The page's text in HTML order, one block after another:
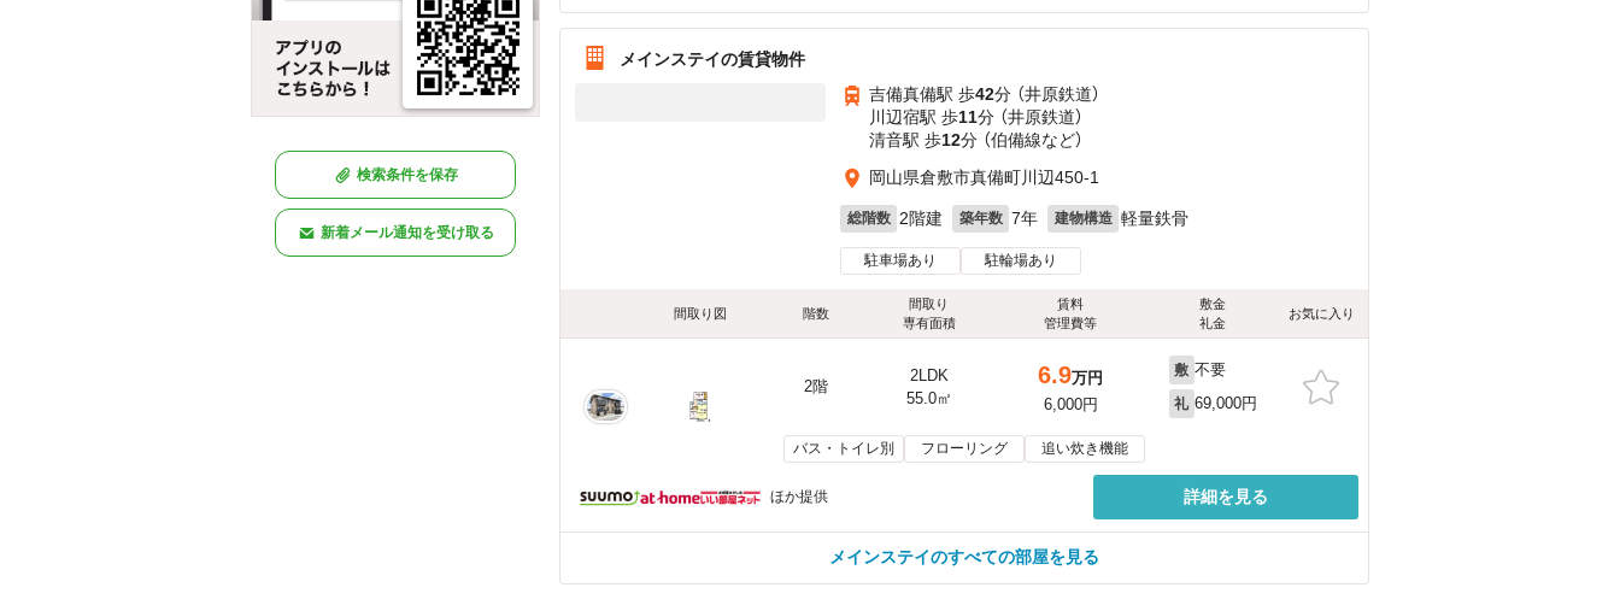
検索条件を保存
新着メール通知を受け取る
メインステイの賃貸物件
吉備真備駅 歩42分 （井原鉄道）
川辺宿駅 歩11分 （井原鉄道）
清音駅 歩12分 （伯備線など）
岡山県倉敷市真備町川辺450-1
総階数 2階建 築年数 7年 建物構造 軽量鉄骨
駐車場あり 駐輪場あり
間取り図 階数
間取り
専有面積
賃料
管理費等
敷金
礼金
お気に入り
2階
2LDK
55.0㎡
6.9万円
6,000円
敷 不要
礼 69,000円
バス・トイレ別 フローリング 追い炊き機能
ほか提供 詳細を見る
メインステイのすべての部屋を見る